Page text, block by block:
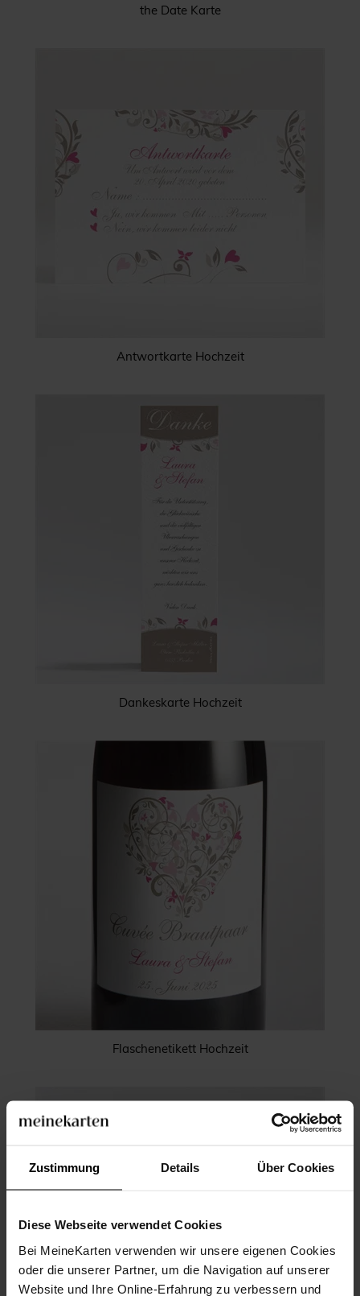
Zustimmung Details Über Cookies
Diese Webseite verwendet Cookies
Bei MeineKarten verwenden wir unsere eigenen Cookies
oder die unserer Partner, um die Navigation auf unserer
Website und Ihre Online-Erfahrung zu verbessern und
the Date Karte
Antwortkarte Hochzeit
Dankeskarte Hochzeit
Flaschenetikett Hochzeit